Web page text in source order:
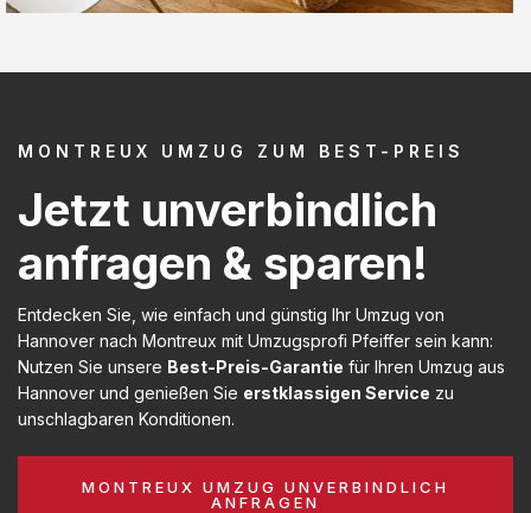
MONTREUX UMZUG ZUM BEST-PREIS
Jetzt unverbindlich
anfragen & sparen!
Entdecken Sie, wie einfach und günstig Ihr Umzug von
Hannover nach Montreux mit Umzugsprofi Pfeiffer sein kann:
Nutzen Sie unsere Best-Preis-Garantie für Ihren Umzug aus
Hannover und genießen Sie erstklassigen Service zu
unschlagbaren Konditionen.
MONTREUX UMZUG UNVERBINDLICH
ANFRAGEN